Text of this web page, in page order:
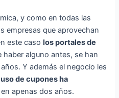
y como en todas las
empresas que aprovechan
este caso los portales de
haber alguno antes, se han
Y además el negocio les
uso de cupones ha
apenas dos años.